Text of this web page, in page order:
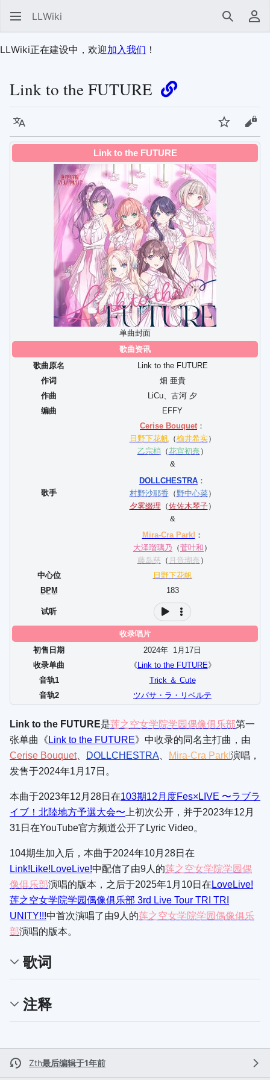
LLWiki 搜索 用
LLWiki正在建设中，欢迎加入我们 ！
Link to the FUTURE
语言 监视 查
Link to the FUTURE
单曲封面
歌曲资讯
歌曲原名
Link to the FUTURE
作词
畑 亜貴
作曲
LiCu、 古河 夕
编曲
EFFY
歌手
Cerise Bouquet ：
日野下花帆（榆井希实）
乙宗梢 （花宫初奈 ）
&
DOLLCHESTRA ：
村野沙耶香 （ 野中心菜）
夕雾缀理 （佐佐木琴子）
&
Mira-Cra Park! ：
大泽瑠璃乃 （菅叶和 ）
藤岛慈 （ 月音瑚奈 ）
中心位
日野下花帆
BPM
183
试听
收录唱片
初售日期
2024年 1月 17 日
收录单曲
《 Link to the FUTURE》
音轨1
Trick ＆ Cute
音轨2
ツバサ・ラ・リベルテ
Link to the FUTURE是莲之空女学院学园偶像俱乐部第一
张单曲《 Link to the FUTURE》中收录的同名主打曲，由
Cerise Bouquet、 DOLLCHESTRA Mira-Cra Park!演唱，
发售于2024年1月17日。
本曲于2023年12月28日在103期12月度Fes×LIVE 〜ラブラ
イブ！北陸地方予選大会〜 上初次公开，并于2023年12月
31日在YouTube官方频道公开了Lyric Video。
104期生加入后，本曲于2024年10月28日在
Link!Like!LoveLive!中配信了由9人的莲之空女学院学园偶
像俱乐部演唱的版本，之后于2025年1月10日在 LoveLive!
莲之空女学院学园偶像俱乐部 3rd Live Tour TRI TRI
UNITY!!!中首次演唱了由9人的莲之空女学院学园偶像俱乐
部演唱的版本。
歌词
注释
Zth最后编辑于1年前